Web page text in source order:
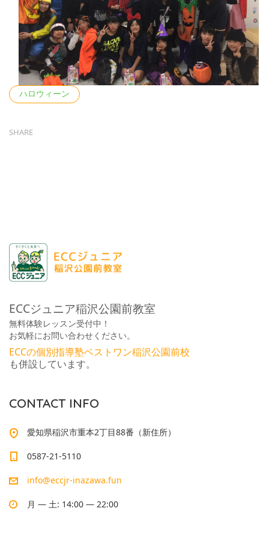
Tagsハロウィーン
SHARE
ECCジュニア稲沢公園前教室
無料体験レッスン受付中！
お気軽にお問い合わせください。
ECCの個別指導塾ベストワン稲沢公園前校
も併設しています。
CONTACT INFO
愛知県稲沢市重本2丁目88番（新住所）
0587-21-5110
info@eccjr-inazawa.fun
月 — 土: 14:00 — 22:00